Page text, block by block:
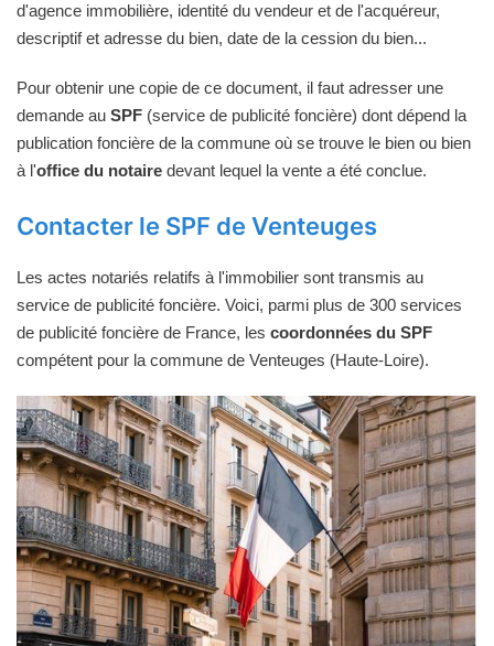
d'agence immobilière, identité du vendeur et de l'acquéreur,
descriptif et adresse du bien, date de la cession du bien...
Pour obtenir une copie de ce document, il faut adresser une
demande au SPF (service de publicité foncière) dont dépend la
publication foncière de la commune où se trouve le bien ou bien
à l'office du notaire devant lequel la vente a été conclue.
Contacter le SPF de Venteuges
Les actes notariés relatifs à l'immobilier sont transmis au
service de publicité foncière. Voici, parmi plus de 300 services
de publicité foncière de France, les coordonnées du SPF
compétent pour la commune de Venteuges (Haute-Loire).